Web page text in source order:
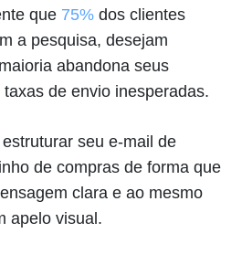
que 75% dos clientes
a pesquisa, desejam
abandona seus
de envio inesperadas.
seu e-mail de
de compras de forma que
clara e ao mesmo
apelo visual.